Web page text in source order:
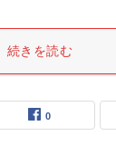
続きを読む
0